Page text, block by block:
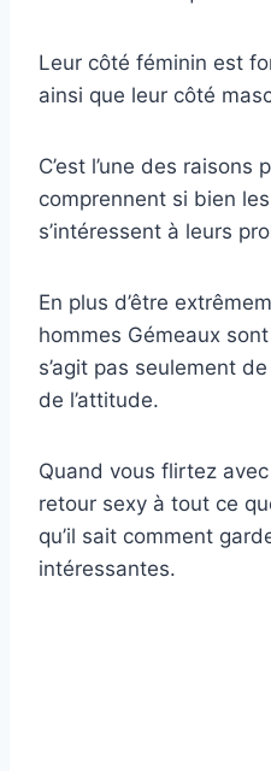
Leur côté féminin est
ainsi que leur côté
C’est l’une des raisons
comprennent si bien
s’intéressent à leurs
En plus d’être
hommes Gémeaux
s’agit pas seulement
de l’attitude.
Quand vous flirtez
retour sexy à tout ce
qu’il sait comment
intéressantes.